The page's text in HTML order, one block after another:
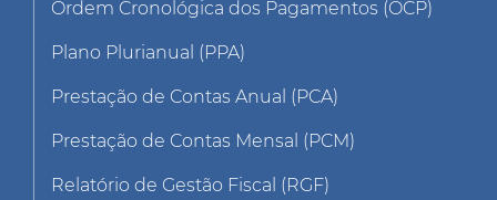
Ordem Cronológica dos Pagamentos (OCP)
Plano Plurianual (PPA)
Prestação de Contas Anual (PCA)
Prestação de Contas Mensal (PCM)
Relatório de Gestão Fiscal (RGF)